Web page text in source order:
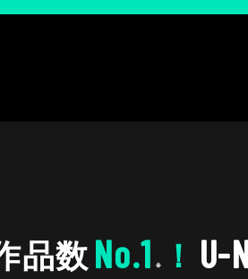
品数No.1 ※ ！ U-